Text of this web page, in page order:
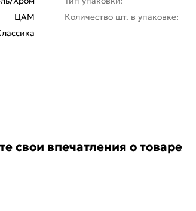
ЦАМ
Количество шт. в упаковке:
свои впечатления о товаре